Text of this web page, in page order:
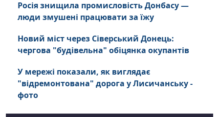
Росія знищила промисловість Донбасу —
люди змушені працювати за їжу
Новий міст через Сіверський Донець:
чергова "будівельна" обіцянка окупантів
У мережі показали, як виглядає
"відремонтована" дорога у Лисичанську -
фото